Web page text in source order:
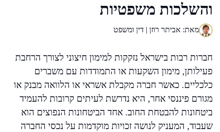
והשלכות משפטיות
מאת: אביתר רוזן | דין ומשפט
חברות רבות בישראל נזקקות למימון חיצוני לצורך הרחבת
פעילותן, מימון השקעות או התמודדות עם משברים
כלכליים. כאשר חברה מקבלת אשראי או הלוואה מבנק או
מגורם פיננסי אחר, היא נדרשת לעיתים קרובות להעמיד
ביטחונות להבטחת החוב. אחד הביטחונות הנפוצים הוא
שעבוד, המעניק לנושה זכויות מוקדמות על נכסי החברה